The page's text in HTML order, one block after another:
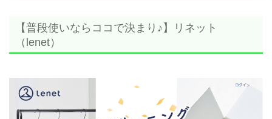
【普段使いならココで決まり♪】リネット
（lenet）